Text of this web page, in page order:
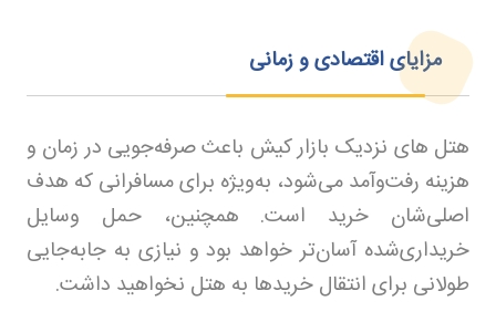
مزایای اقتصادی و زمانی
هتل های نزدیک بازار کیش باعث صرفه‌جویی در زمان و
هزینه رفت‌وآمد می‌شود، به‌ویژه برای مسافرانی که هدف
اصلی‌شان خرید است. همچنین، حمل وسایل
خریداری‌شده آسان‌تر خواهد بود و نیازی به جابه‌جایی
طولانی برای انتقال خریدها به هتل نخواهید داشت.